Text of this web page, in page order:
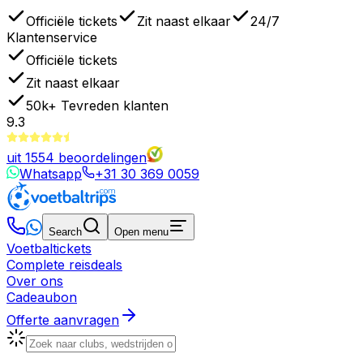
Officiële tickets Zit naast elkaar
24/7
Klantenservice
Officiële tickets
Zit naast elkaar
50k+ Tevreden klanten
9.3
uit 1554 beoordelingen
Whatsapp
+31 30 369 0059
Search Open menu
Voetbaltickets
Complete reisdeals
Over ons
Cadeaubon
Offerte aanvragen